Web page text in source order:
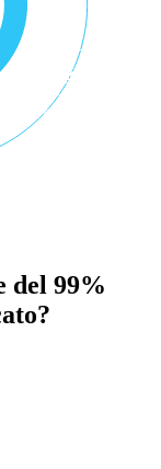
del 99%